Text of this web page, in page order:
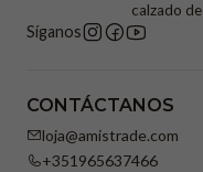
calzado
Síganos
CONTÁCTANOS
loja@amistrade.com
+351965637466